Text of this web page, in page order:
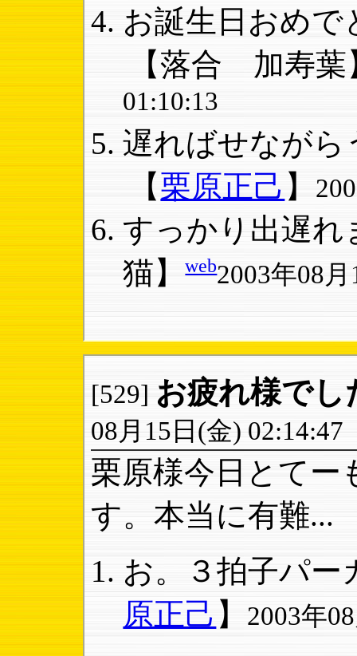
お誕生日おめで
【落合 加寿葉
01:10:13
遅ればせながら
【栗原正己 】
すっかり出遅れ
猫】web2003年08
[529] お疲れ様でし
08月15日(金) 02:14:47
栗原様今日とてー
す。本当に有難...
お。３拍子パー
原正己 】 2003年